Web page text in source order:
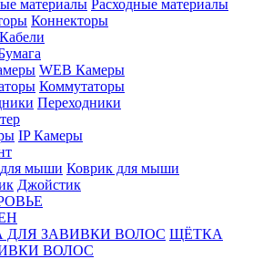
Расходные материалы
Коннекторы
Кабели
WEB Камеры
Коммутаторы
Переходники
IP Камеры
Коврик для мыши
Джойстик
ЩЁТКА
ВОЛОС